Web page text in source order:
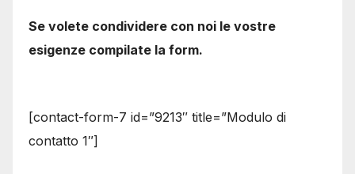
Se volete condividere con noi le vostre
esigenze compilate la form.
[contact-form-7 id=”9213″ title=”Modulo di
contatto 1″]